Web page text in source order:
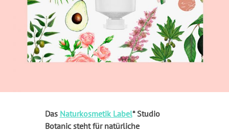
Das Naturkosmetik Label* Studio
Botanic steht für natürliche